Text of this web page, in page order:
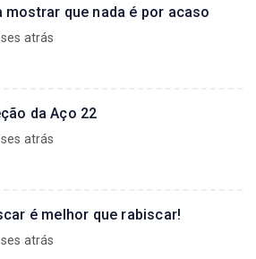
mostrar que nada é por acaso
atrás
da Aço 22
atrás
é melhor que rabiscar!
atrás